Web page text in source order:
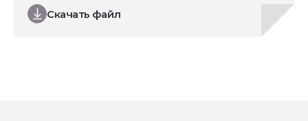
Скачать файл